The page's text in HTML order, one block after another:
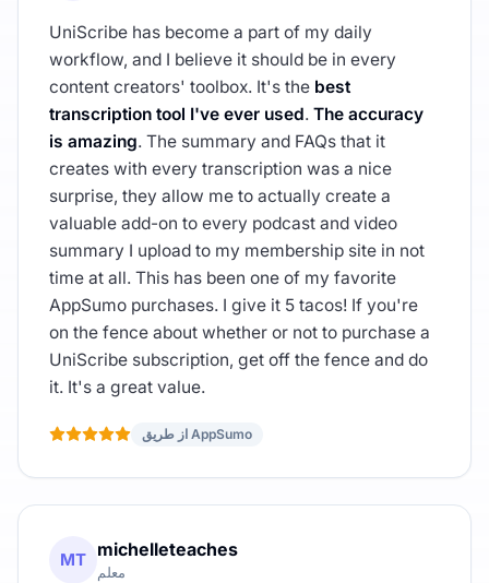
UniScribe has become a part of my daily
workflow, and I believe it should be in every
content creators' toolbox. It's the best
transcription tool I've ever used. The accuracy
is amazing. The summary and FAQs that it
creates with every transcription was a nice
surprise, they allow me to actually create a
valuable add-on to every podcast and video
summary I upload to my membership site in not
time at all. This has been one of my favorite
AppSumo purchases. I give it 5 tacos! If you're
on the fence about whether or not to purchase a
UniScribe subscription, get off the fence and do
it. It's a great value.
از طریق AppSumo
MT michelleteaches
معلم